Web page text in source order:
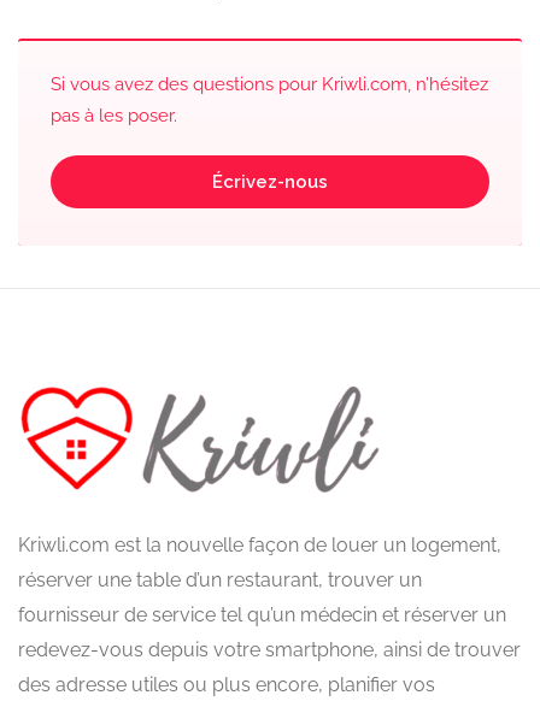
Si vous avez des questions pour Kriwli.com, n’hésitez
pas à les poser.
Écrivez-nous
Kriwli.com est la nouvelle façon de louer un logement,
réserver une table d’un restaurant, trouver un
fournisseur de service tel qu’un médecin et réserver un
redevez-vous depuis votre smartphone, ainsi de trouver
des adresse utiles ou plus encore, planifier vos